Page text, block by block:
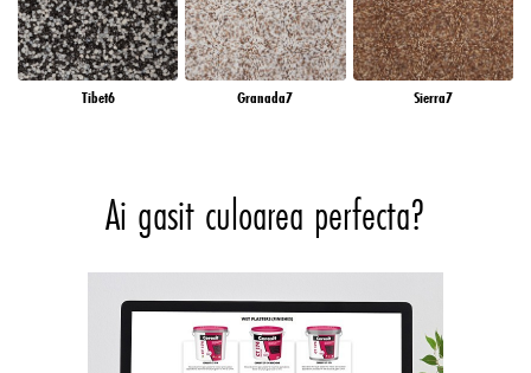
Tibet6 Granada7 Sierra7
Ai gasit culoarea perfecta?